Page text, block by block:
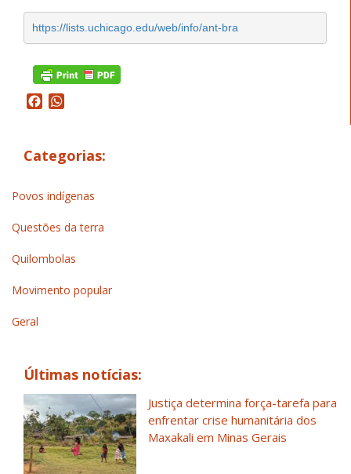
https://lists.uchicago.edu/web/info/ant-bra
Facebook
Categorias:
Povos indígenas
Questões da terra
Quilombolas
Movimento popular
Geral
Últimas notícias:
Justiça determina força-tarefa para
enfrentar crise humanitária dos
Maxakali em Minas Gerais